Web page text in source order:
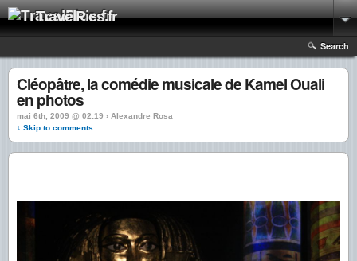
TravelPics.fr
Search
Cléopâtre, la comédie musicale de Kamel Ouali
en photos
mai 6th, 2009 @ 02:19 › Alexandre Rosa
↓ Skip to comments